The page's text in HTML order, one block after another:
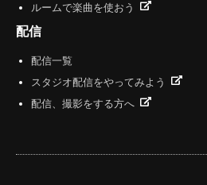
ルームで楽曲を使おう
配信
配信一覧
スタジオ配信をやってみよう
配信、撮影をする方へ